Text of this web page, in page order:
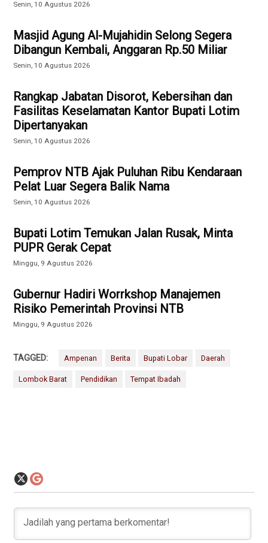
Senin, 10 Agustus 2026
Masjid Agung Al-Mujahidin Selong Segera
Dibangun Kembali, Anggaran Rp.50 Miliar
Senin, 10 Agustus 2026
Rangkap Jabatan Disorot, Kebersihan dan
Fasilitas Keselamatan Kantor Bupati Lotim
Dipertanyakan
Senin, 10 Agustus 2026
Pemprov NTB Ajak Puluhan Ribu Kendaraan
Pelat Luar Segera Balik Nama
Senin, 10 Agustus 2026
Bupati Lotim Temukan Jalan Rusak, Minta
PUPR Gerak Cepat
Minggu, 9 Agustus 2026
Gubernur Hadiri Worrkshop Manajemen
Risiko Pemerintah Provinsi NTB
Minggu, 9 Agustus 2026
TAGGED: Ampenan Berita Bupati Lobar Daerah
Lombok Barat Pendidikan Tempat Ibadah